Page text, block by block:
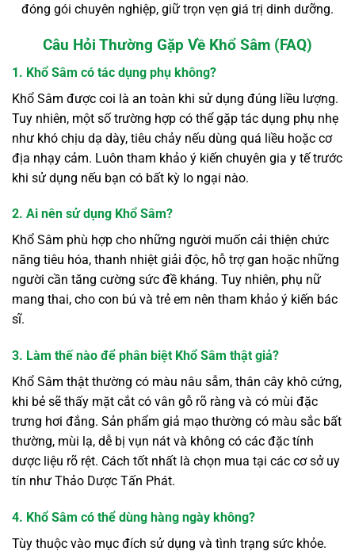
đóng gói chuyên nghiệp, giữ trọn vẹn giá trị dinh dưỡng.
Câu Hỏi Thường Gặp Về Khổ Sâm (FAQ)
1. Khổ Sâm có tác dụng phụ không?
Khổ Sâm được coi là an toàn khi sử dụng đúng liều lượng.
Tuy nhiên, một số trường hợp có thể gặp tác dụng phụ nhẹ
như khó chịu dạ dày, tiêu chảy nếu dùng quá liều hoặc cơ
địa nhạy cảm. Luôn tham khảo ý kiến chuyên gia y tế trước
khi sử dụng nếu bạn có bất kỳ lo ngại nào.
2. Ai nên sử dụng Khổ Sâm?
Khổ Sâm phù hợp cho những người muốn cải thiện chức
năng tiêu hóa, thanh nhiệt giải độc, hỗ trợ gan hoặc những
người cần tăng cường sức đề kháng. Tuy nhiên, phụ nữ
mang thai, cho con bú và trẻ em nên tham khảo ý kiến bác
sĩ.
3. Làm thế nào để phân biệt Khổ Sâm thật giả?
Khổ Sâm thật thường có màu nâu sẫm, thân cây khô cứng,
khi bẻ sẽ thấy mặt cắt có vân gỗ rõ ràng và có mùi đặc
trưng hơi đắng. Sản phẩm giả mạo thường có màu sắc bất
thường, mùi lạ, dễ bị vụn nát và không có các đặc tính
dược liệu rõ rệt. Cách tốt nhất là chọn mua tại các cơ sở uy
tín như Thảo Dược Tấn Phát.
4. Khổ Sâm có thể dùng hàng ngày không?
Tùy thuộc vào mục đích sử dụng và tình trạng sức khỏe.